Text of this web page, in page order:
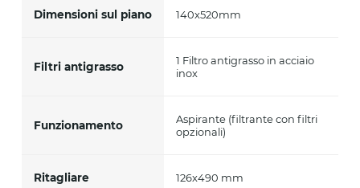
Dimensioni sul piano 140x520mm
Filtri antigrasso
1 Filtro antigrasso in acciaio
inox
Funzionamento
Aspirante (filtrante con filtri
opzionali)
Ritagliare 126x490 mm